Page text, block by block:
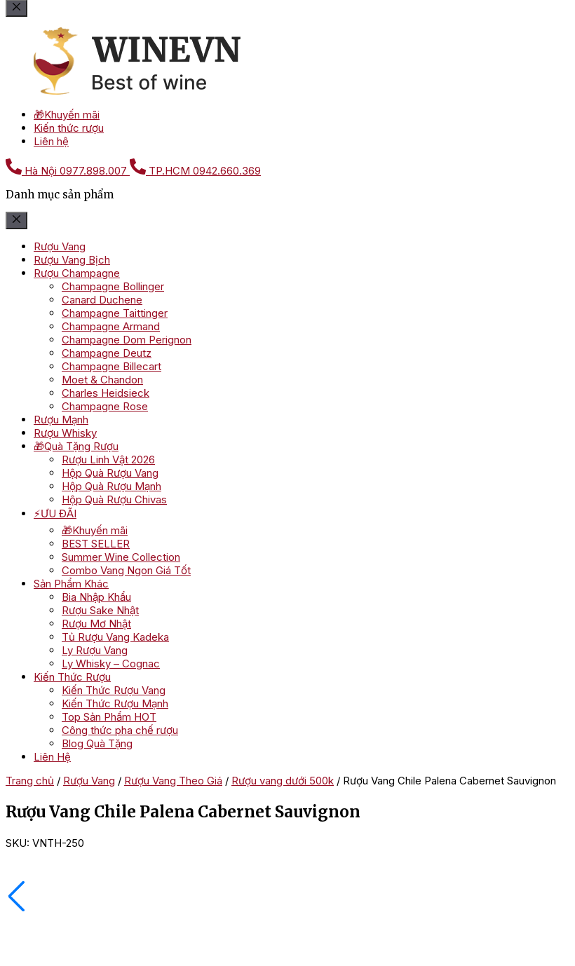
🎁Khuyến mãi
Kiến thức rượu
Liên hệ
Hà Nội 0977.898.007 TP.HCM 0942.660.369
Danh mục sản phẩm
Rượu Vang
Rượu Vang Bịch
Rượu Champagne
Champagne Bollinger
Canard Duchene
Champagne Taittinger
Champagne Armand
Champagne Dom Perignon
Champagne Deutz
Champagne Billecart
Moet & Chandon
Charles Heidsieck
Champagne Rose
Rượu Mạnh
Rượu Whisky
🎁Quà Tặng Rượu
Rượu Linh Vật 2026
Hộp Quà Rượu Vang
Hộp Quà Rượu Mạnh
Hộp Quà Rượu Chivas
⚡ƯU ĐÃI
🎁Khuyến mãi
BEST SELLER
Summer Wine Collection
Combo Vang Ngon Giá Tốt
Sản Phẩm Khác
Bia Nhập Khẩu
Rượu Sake Nhật
Rượu Mơ Nhật
Tủ Rượu Vang Kadeka
Ly Rượu Vang
Ly Whisky – Cognac
Kiến Thức Rượu
Kiến Thức Rượu Vang
Kiến Thức Rượu Mạnh
Top Sản Phẩm HOT
Công thức pha chế rượu
Blog Quà Tặng
Liên Hệ
Trang chủ / Rượu Vang / Rượu Vang Theo Giá / Rượu vang dưới 500k / Rượu Vang Chile Palena Cabernet Sauvignon
Rượu Vang Chile Palena Cabernet Sauvignon
SKU: VNTH-250